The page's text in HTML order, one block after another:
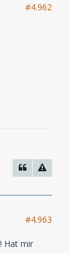
#4.962
#4.963
Hat mir